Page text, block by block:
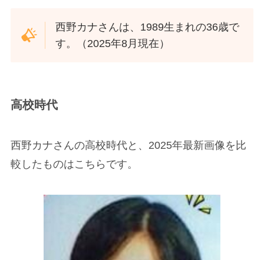
西野カナさんは、1989生まれの36歳で
す。（2025年8月現在）
高校時代
西野カナさんの高校時代と、2025年最新画像を比
較したものはこちらです。